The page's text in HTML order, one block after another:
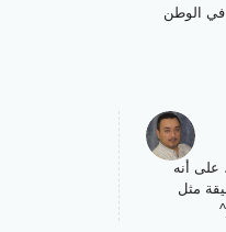
في الوطن
على أنه
مثل